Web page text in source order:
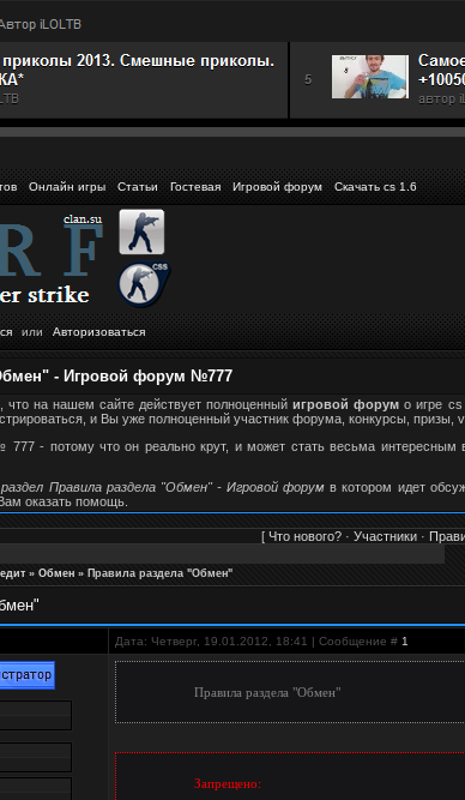
Онлайн игры Статьи Гостевая Игровой форум Скачать cs 1.6
или Авторизоваться
- Игровой форум №777
на нашем сайте действует полноценныйигровой форум о игре
и Вы уже полноценный участник форума, конкурсы, призы,
- потому что он реально крут, и может стать весьма
раздел Правила раздела "Обмен" - Игровой форум в котором идет
оказать помощь.
[ Что нового?· Участники·
» Обмен » Правила раздела "Обмен"
Дата: Четверг, 19.01.2012, 18:41 | Сообщение # 1
Правила раздела "Обмен"
Запрещено: